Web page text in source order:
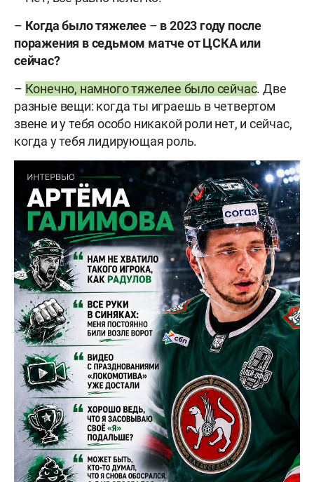
– Когда было тяжелее – в 2023 году после
поражения в седьмом матче от ЦСКА или
сейчас?
– Конечно, намного тяжелее было сейчас. Две
разные вещи: когда ты играешь в четвертом
звене и у тебя особо никакой роли нет, и сейчас,
когда у тебя лидирующая роль.